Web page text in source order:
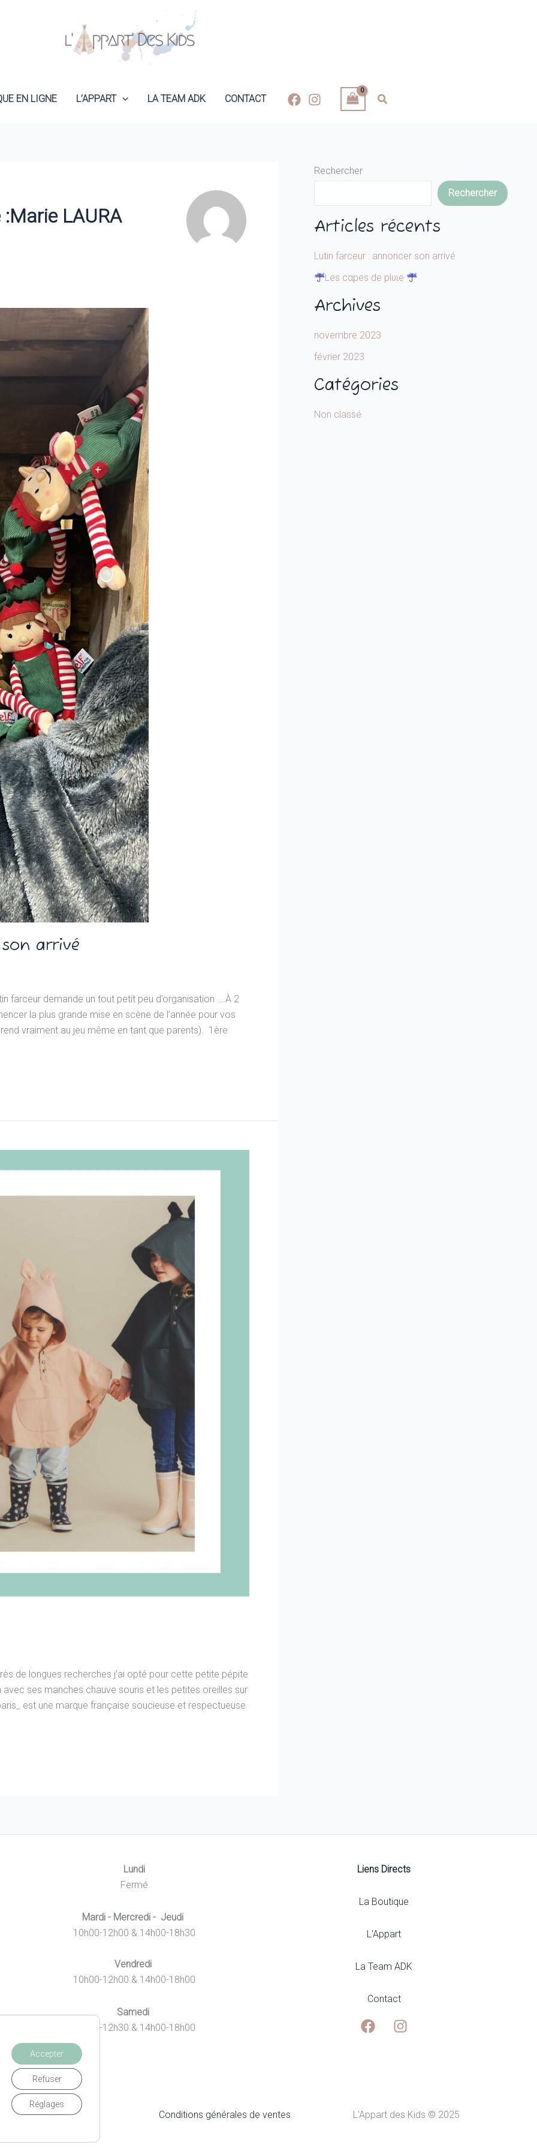
EN LIGNE L’APPART LA TEAM ADK CONTACT
LAURA
arrivé
farceur demande un tout petit peu d’organisation ….À 2
la plus grande mise en scène de l’année pour vos
vraiment au jeu même en tant que parents). 1ère
de longues recherches j’ai opté pour cette petite pépite
ses manches chauve souris et les petites oreilles sur
est une marque française soucieuse et respectueuse
Rechercher
Rechercher
Articles récents
Lutin farceur : annoncer son arrivé
Leѕ cαpeѕ de plυιe
Archives
novembre 2023
février 2023
Catégories
Non classé
Lundi
Fermé
Mardi - Mercredi - Jeudi
10h00-12h00 & 14h00-18h30
Vendredi
10h00-12h00 & 14h00-18h00
Samedi
10h00-12h30 & 14h00-18h00
Liens Directs
La Boutique
L'Appart
La Team ADK
Contact
de Confidentialité Conditions générales de ventes L'Appart des Kids © 2025
Accepter
Refuser
Réglages